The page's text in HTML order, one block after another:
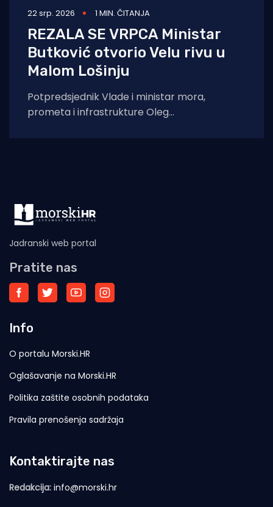
22 srp. 2026 1 MIN. ČITANJA
REZALA SE VRPCA Ministar
Butković otvorio Velu rivu u
Malom Lošinju
Potpredsjednik Vlade i ministar mora,
prometa i infrastrukture Oleg
Jadranski web portal
Pratite nas
Info
O portalu Morski.HR
Oglašavanje na Morski.HR
Politika zaštite osobnih podataka
Pravila prenošenja sadržaja
Kontaktirajte nas
Redakcija: info@morski.hr